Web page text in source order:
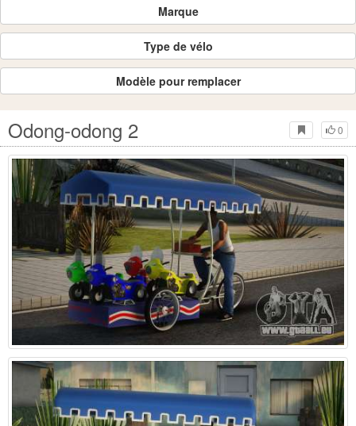
Marque
Type de vélo
Modèle pour remplacer
0
Odong-odong 2